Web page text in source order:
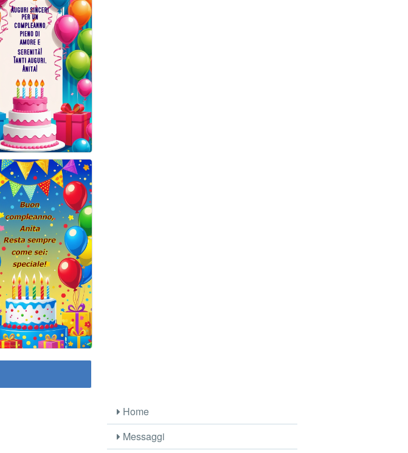
Home
Messaggi